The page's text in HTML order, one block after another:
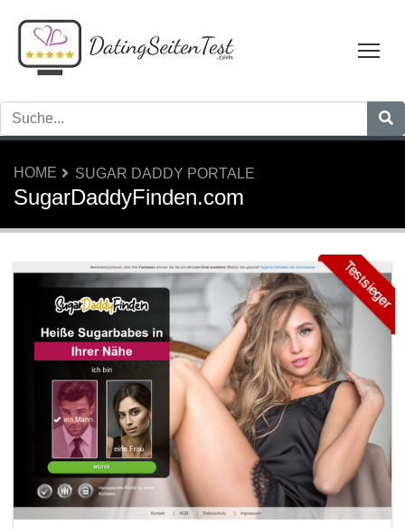
HOME SUGAR DADDY PORTALE
SugarDaddyFinden.com
Testsieger